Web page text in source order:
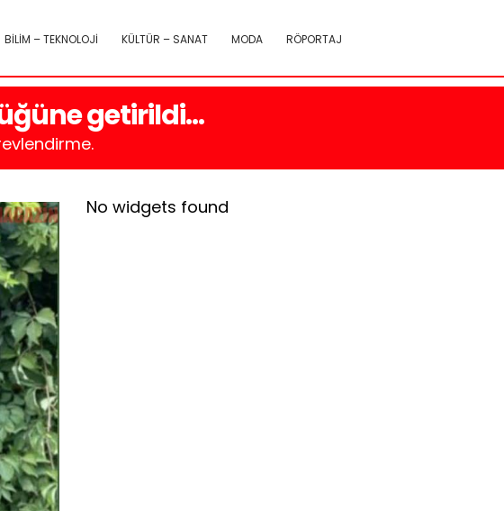
BİLİM – TEKNOLOJİ KÜLTÜR – SANAT MODA RÖPORTAJ
getirildi…
No widgets found